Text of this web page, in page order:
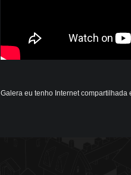
Galera eu tenho Internet